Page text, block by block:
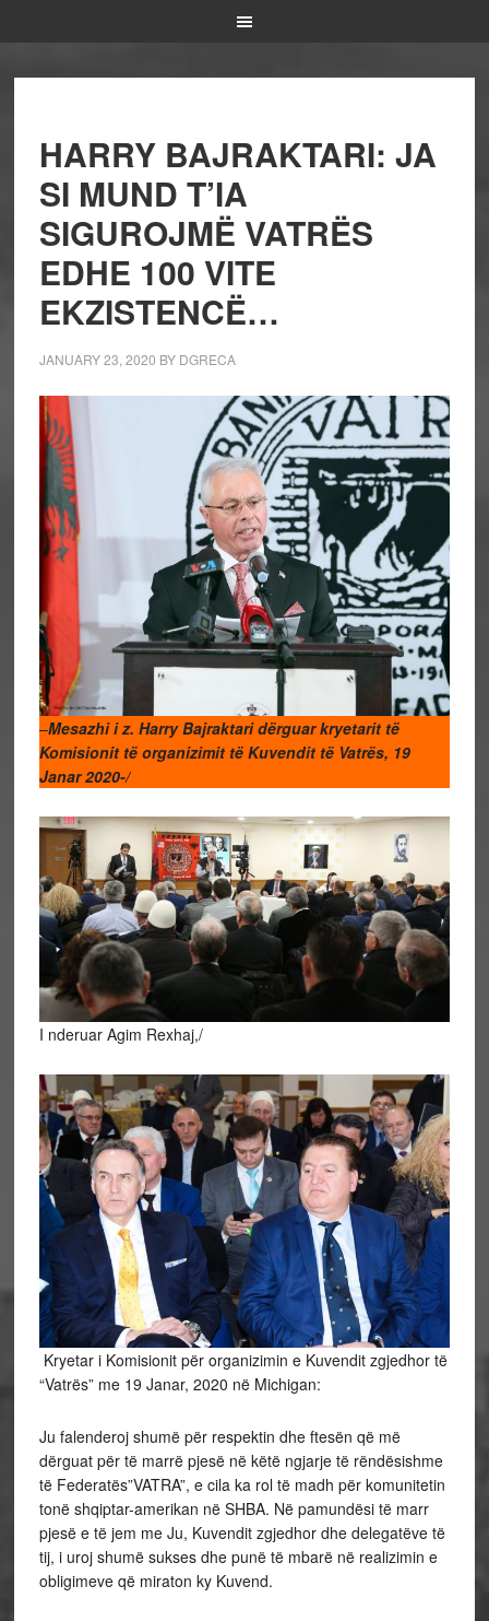
HARRY BAJRAKTARI: JA
SI MUND T’IA
SIGUROJMË VATRËS
EDHE 100 VITE
EKZISTENCË…
JANUARY 23, 2020 BY DGRECA
–Mesazhi i z. Harry Bajraktari dërguar kryetarit të
Komisionit të organizimit të Kuvendit të Vatrës, 19
Janar 2020-/
I nderuar Agim Rexhaj,/
Kryetar i Komisionit për organizimin e Kuvendit zgjedhor të
“Vatrës” me 19 Janar, 2020 në Michigan:
Ju falenderoj shumë për respektin dhe ftesën që më
dërguat për të marrë pjesë në këtë ngjarje të rëndësishme
të Federatës”VATRA”, e cila ka rol të madh për komunitetin
tonë shqiptar-amerikan në SHBA. Në pamundësi të marr
pjesë e të jem me Ju, Kuvendit zgjedhor dhe delegatëve të
tij, i uroj shumë sukses dhe punë të mbarë në realizimin e
obligimeve që miraton ky Kuvend.